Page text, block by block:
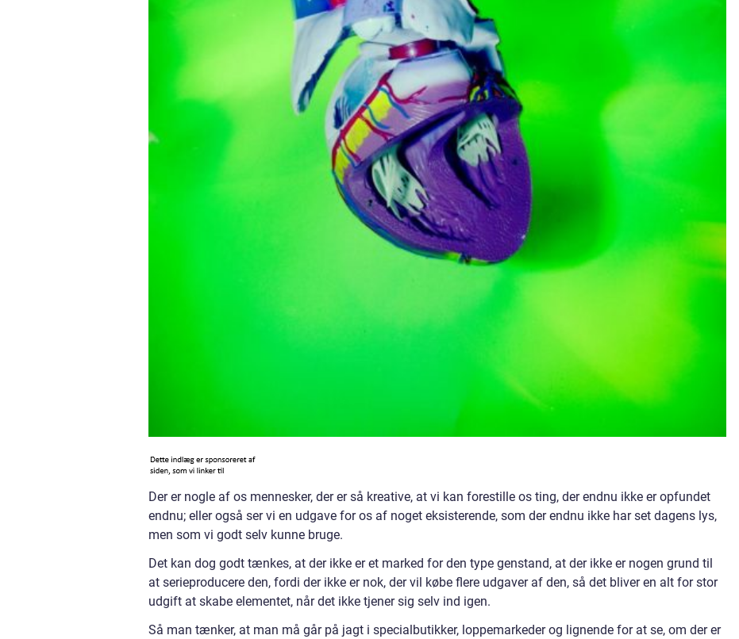
Der er nogle af os mennesker, der er så kreative, at vi kan forestille os ting, der endnu ikke er opfundet
endnu; eller også ser vi en udgave for os af noget eksisterende, som der endnu ikke har set dagens lys,
men som vi godt selv kunne bruge.
Det kan dog godt tænkes, at der ikke er et marked for den type genstand, at der ikke er nogen grund til
at serieproducere den, fordi der ikke er nok, der vil købe flere udgaver af den, så det bliver en alt for stor
udgift at skabe elementet, når det ikke tjener sig selv ind igen.
Så man tænker, at man må går på jagt i specialbutikker, loppemarkeder og lignende for at se, om der er